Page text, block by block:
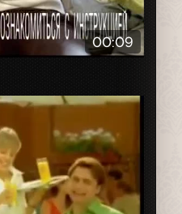
00:09